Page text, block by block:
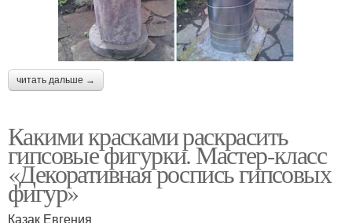
читать дальше →
Какими красками раскрасить
гипсовые фигурки. Мастер-класс
«Декоративная роспись гипсовых
фигур»
Казак Евгения